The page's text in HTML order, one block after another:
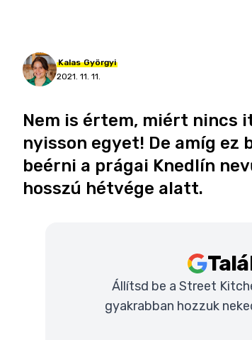
Kalas Györgyi
2021. 11. 11.
Nem is értem, miért nincs
nyisson egyet! De amíg ez
beérni a prágai Knedlín
hosszú hétvége alatt.
Állítsd be a Street
gyakrabban hozzuk